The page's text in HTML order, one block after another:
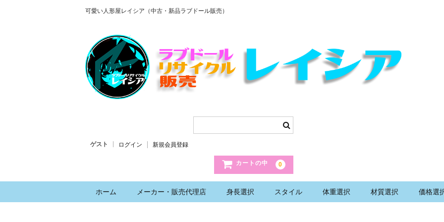
可愛い人形屋レイシア（中古・新品ラブドール販売）
ゲスト ログイン 新規会員登録
カートの中 0
ホーム メーカー・販売代理店 身長選択 スタイル 体重選択 材質選択 価格選